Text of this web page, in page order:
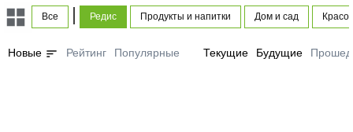
Все Редис Продукты и напитки Дом и сад
Новые sort Рейтинг Популярные Текущие Будущие